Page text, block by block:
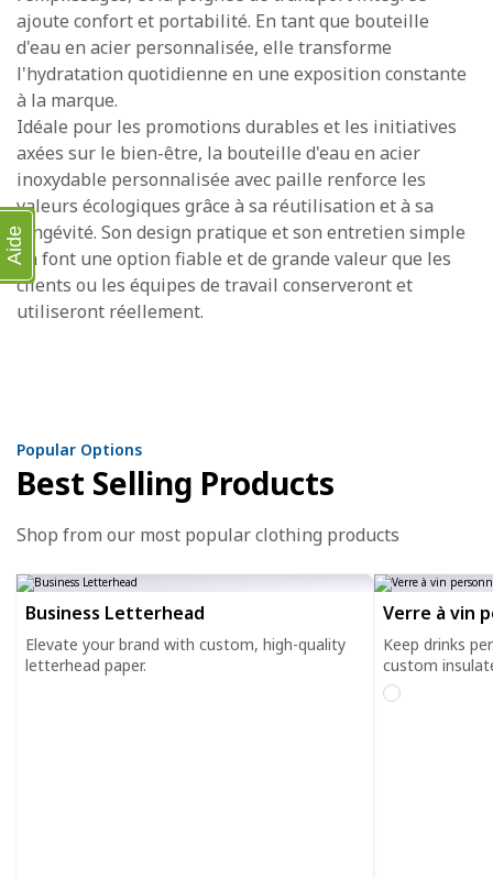
ajoute confort et portabilité. En tant que bouteille
d'eau en acier personnalisée, elle transforme
l'hydratation quotidienne en une exposition constante
à la marque.
Idéale pour les promotions durables et les initiatives
axées sur le bien-être, la bouteille d'eau en acier
inoxydable personnalisée avec paille renforce les
valeurs écologiques grâce à sa réutilisation et à sa
longévité. Son design pratique et son entretien simple
en font une option fiable et de grande valeur que les
clients ou les équipes de travail conserveront et
utiliseront réellement.
Popular Options
Best Selling Products
Shop from our most popular clothing products
Business Letterhead
Elevate your brand with custom, high-quality
letterhead paper.
Verre à vin
Keep drinks
custom
Aide